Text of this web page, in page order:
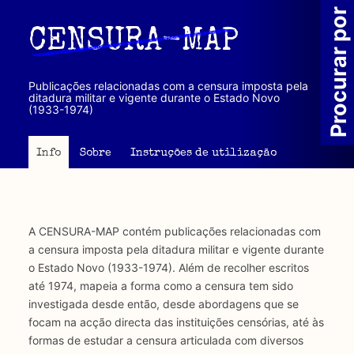
principal
CENSURA-MAP
Publicações relacionadas com a censura imposta pela
ditadura militar e vigente durante o Estado Novo
(1933-1974)
Info Sobre Instruções de utilização
A CENSURA-MAP contém publicações relacionadas com
a censura imposta pela ditadura militar e vigente durante
o Estado Novo (1933-1974). Além de recolher escritos
até 1974, mapeia a forma como a censura tem sido
investigada desde então, desde abordagens que se
focam na acção directa das instituições censórias, até às
formas de estudar a censura articulada com diversos
Procurar por